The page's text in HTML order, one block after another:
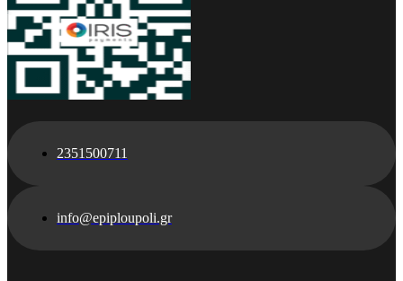
2351500711
info@epiploupoli.gr